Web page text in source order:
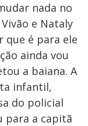
nada no
e Nataly
que é para ele
ainda vou
a baiana. A
infantil,
do policial
para a capitã